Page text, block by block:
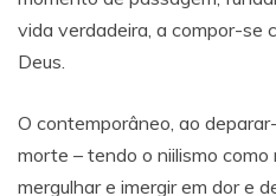
vida verdadeira, a compor-se
Deus.
O contemporâneo, ao
morte – tendo o niilismo como
mergulhar e imergir em dor e